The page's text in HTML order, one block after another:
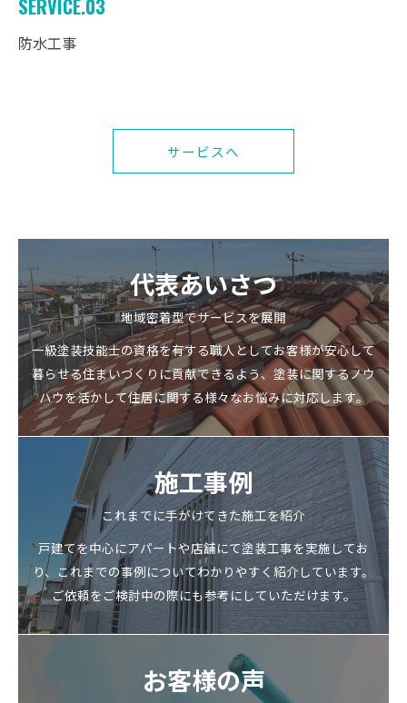
SERVICE.03
防水工事
サービスへ
代表あいさつ
地域密着型でサービスを展開
一級塗装技能士の資格を有する職人としてお客様が安心して
暮らせる住まいづくりに貢献できるよう、塗装に関するノウ
ハウを活かして住居に関する様々なお悩みに対応します。
施工事例
これまでに手がけてきた施工を紹介
戸建てを中心にアパートや店舗にて塗装工事を実施してお
り、これまでの事例についてわかりやすく紹介しています。
ご依頼をご検討中の際にも参考にしていただけます。
お客様の声